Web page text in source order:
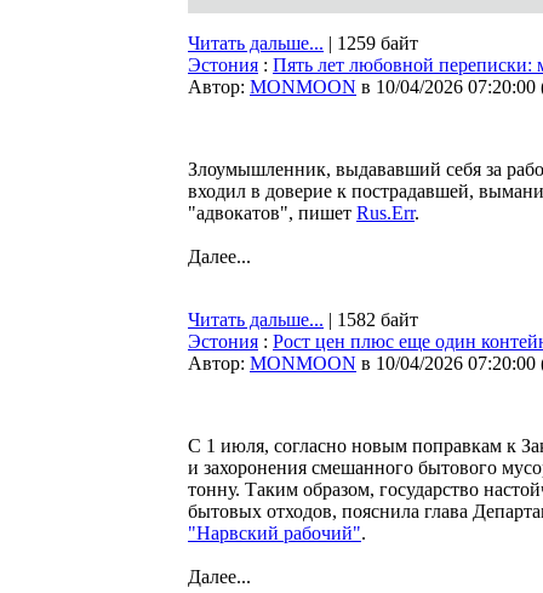
Читать дальше... | 1259 байт
Эстония : Пять лет любовной
Автор: MONMOON в 10/04/2026 07:20:00
Злоумышленник, выдававший себя за
входил в доверие к пострадавшей,
"адвокатов", пишет Rus.Err.
Далее...
Читать дальше... | 1582 байт
Эстония : Рост цен плюс еще один
Автор: MONMOON в 10/04/2026 07:20:00
С 1 июля, согласно новым поправкам к
и захоронения смешанного бытового
тонну. Таким образом, государство
бытовых отходов, пояснила глава
"Нарвский рабочий".
Далее...